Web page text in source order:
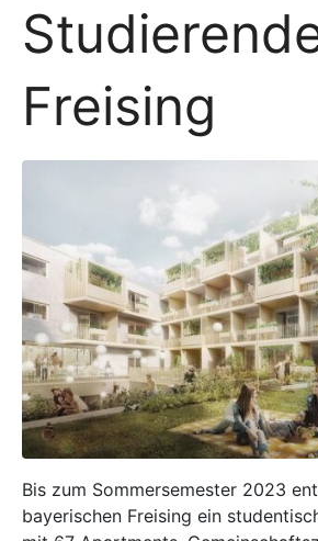
Freising
Bis zum Sommersemester 2023
bayerischen Freising ein